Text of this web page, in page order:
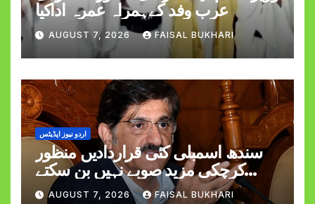
عرب وفد کےہمراہ عمرہ اداکیا
AUGUST 7, 2026 FAISAL BUKHARI
اردو نیوز اپڈیٹس
سندھ اسمبلی کئی قراردادیں منظور
کرچکی مزید صوبے نہیں بن سکتے
وزیراعلیٰ مراد علی شاہ
AUGUST 7, 2026 FAISAL BUKHARI